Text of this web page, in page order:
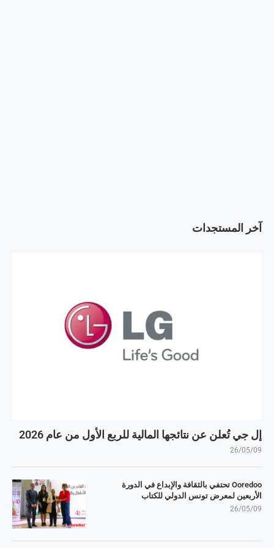
آخر المستجدات
إل جي تُعلن عن نتائجها المالية للربع الأول من عام 2026
26/05/09
Ooredoo تحتفي بالثقافة والإبداع في الدورة
الأربعين لمعرض تونس الدولي للكتاب
26/05/09